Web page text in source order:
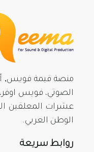
منصة قيمة فويس,
الصوتي، فويس
عشرات المعلقين
الوطن العربي.
روابط سريعة